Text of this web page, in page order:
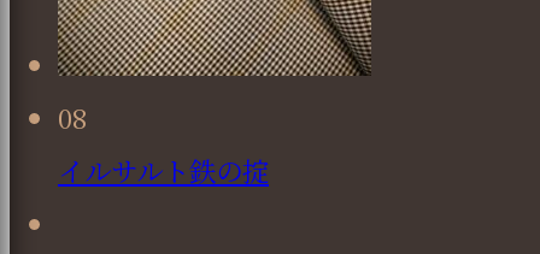
08
イルサルト鉄の掟